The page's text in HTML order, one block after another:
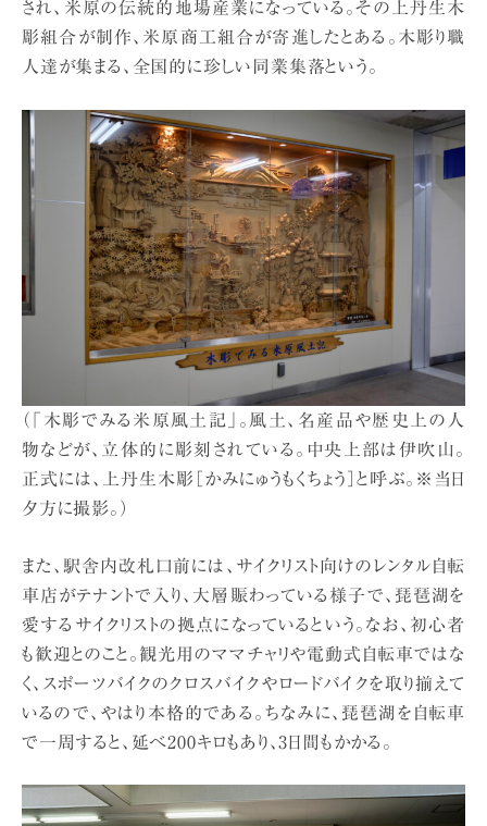
され、米原の伝統的地場産業になっている。その上丹生木
彫組合が制作、米原商工組合が寄進したとある。木彫り職
人達が集まる、全国的に珍しい同業集落という。
（「木彫でみる米原風土記」。風土、名産品や歴史上の人
物などが、立体的に彫刻されている。中央上部は伊吹山。
正式には、上丹生木彫［かみにゅうもくちょう］と呼ぶ。※当日
夕方に撮影。）
また、駅舎内改札口前には、サイクリスト向けのレンタル自転
車店がテナントで入り、大層賑わっている様子で、琵琶湖を
愛するサイクリストの拠点になっているという。なお、初心者
も歓迎とのこと。観光用のママチャリや電動式自転車ではな
く、スポーツバイクのクロスバイクやロードバイクを取り揃えて
いるので、やはり本格的である。ちなみに、琵琶湖を自転車
で一周すると、延べ200キロもあり、3日間もかかる。